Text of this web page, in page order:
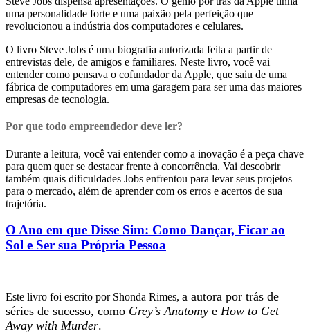
uma personalidade forte e uma paixão pela perfeição que
revolucionou a indústria dos computadores e celulares.
O livro Steve Jobs é uma biografia autorizada feita a partir de
entrevistas dele, de amigos e familiares. Neste livro, você vai
entender como pensava o cofundador da Apple, que saiu de uma
fábrica de computadores em uma garagem para ser uma das maiores
empresas de tecnologia.
Por que todo empreendedor deve ler?
Durante a leitura, você vai entender como a inovação é a peça chave
para quem quer se destacar frente à concorrência. Vai descobrir
também quais dificuldades Jobs enfrentou para levar seus projetos
para o mercado, além de aprender com os erros e acertos de sua
trajetória.
O Ano em que Disse Sim: Como Dançar, Ficar ao
Sol e Ser sua Própria Pessoa
Este livro foi escrito por Shonda Rimes, a autora por trás de
séries de sucesso, como Grey’s Anatomy e How to Get
Away with Murder.